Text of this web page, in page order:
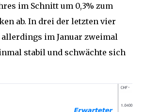
im Schnitt um 0,3% zum
ab. In drei der letzten vier
im Januar zweimal
stabil und schwächte sich